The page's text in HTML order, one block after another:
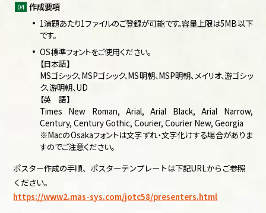
作成要項
1演題あたり1ファイルのご登録が可能です。容量上限は5MB以下
です。
OS標準フォントをご使用ください。
【日本語】
MSゴシック、MSPゴシック、MS明朝、MSP明朝、メイリオ、游ゴシッ
ク、游明朝、UD
【英 語】
Times New Roman, Arial, Arial Black, Arial Narrow,
Century, Century Gothic, Courier, Courier New, Georgia
※MacのOsakaフォントは文字ずれ・文字化けする場合がありま
すのでご注意ください。
ポスター作成の手順、ポスターテンプレートは下記URLからご参照
ください。
https://www2.mas-sys.com/jotc58/presenters.html